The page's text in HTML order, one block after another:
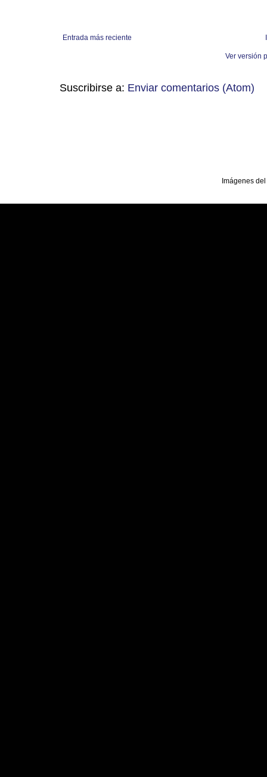
Entrada más reciente
Ver versión
Suscribirse a: Enviar comentarios (Atom)
Imágenes